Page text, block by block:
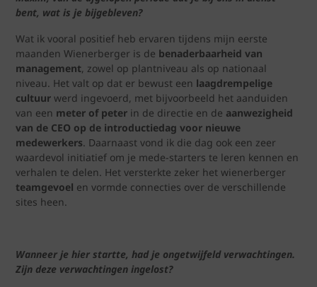
bent, wat is je bijgebleven?
Wat ik vooral positief heb ervaren tijdens mijn eerste
maanden Wienerberger is de benaderbaarheid van
management, zowel op plantniveau als op nationaal
niveau. Het valt op dat er bewust een laagdrempelige
cultuur werd ingevoerd, met bijvoorbeeld het aanduiden
van een meter of peter in de directie en de aanwezigheid
van de CEO op de introductiedag voor nieuwe
medewerkers. Daarnaast vond ik die dag ook een zeer
waardevol initiatief om je mede-starters te leren kennen en
verhalen te delen. Het versterkte zeker het wienerberger
teamgevoel en vormde connecties over de verschillende
sites heen.
Wanneer je hier startte, had je ongetwijfeld verwachtingen.
Zijn deze verwachtingen ingelost?